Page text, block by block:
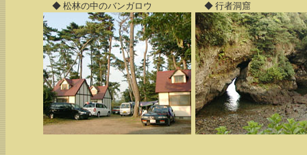
◆ 松林の中のバンガロウ ◆ 行者洞窟